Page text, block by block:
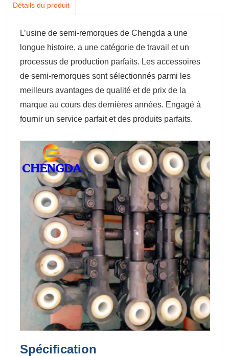
Détails du produit
L’usine de semi-remorques de Chengda a une
longue histoire, a une catégorie de travail et un
processus de production parfaits. Les accessoires
de semi-remorques sont sélectionnés parmi les
meilleurs avantages de qualité et de prix de la
marque au cours des dernières années. Engagé à
fournir un service parfait et des produits parfaits.
Spécification